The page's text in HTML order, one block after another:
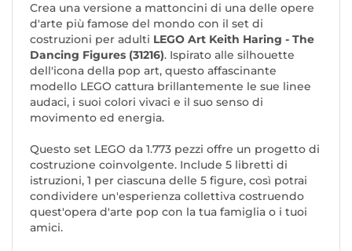
Crea una versione a mattoncini di una delle opere
d'arte più famose del mondo con il set di
costruzioni per adulti LEGO Art Keith Haring - The
Dancing Figures (31216). Ispirato alle silhouette
dell'icona della pop art, questo affascinante
modello LEGO cattura brillantemente le sue linee
audaci, i suoi colori vivaci e il suo senso di
movimento ed energia.
Questo set LEGO da 1.773 pezzi offre un progetto di
costruzione coinvolgente. Include 5 libretti di
istruzioni, 1 per ciascuna delle 5 figure, così potrai
condividere un'esperienza collettiva costruendo
quest'opera d'arte pop con la tua famiglia o i tuoi
amici.